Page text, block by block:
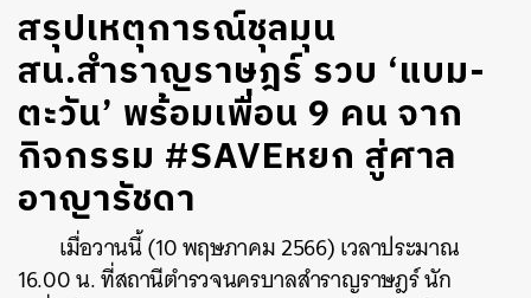
สรุปเหตุการณ์ชุลมุน
สน.สำราญราษฎร์ รวบ ‘แบม-
ตะวัน’ พร้อมเพื่อน 9 คน จาก
กิจกรรม #SAVEหยก สู่ศาล
อาญารัชดา
เมื่อวานนี้ (10 พฤษภาคม 2566) เวลาประมาณ
16.00 น. ที่สถานีตำรวจนครบาลสำราญราษฎร์ นัก